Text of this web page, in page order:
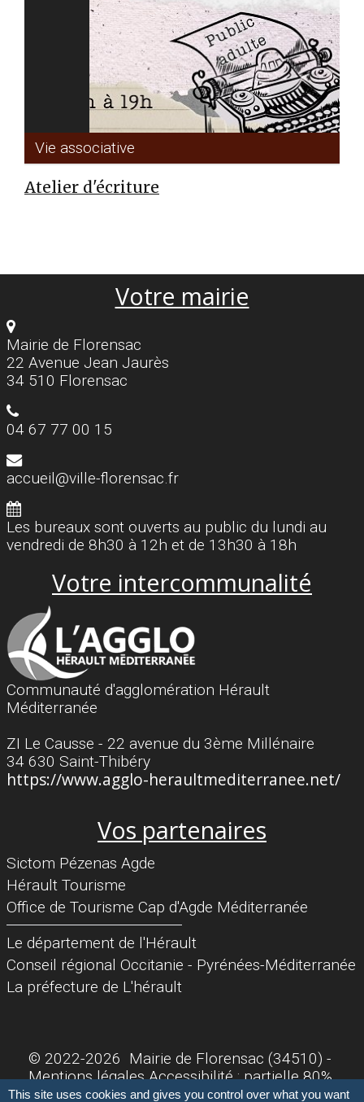
Vie associative
Atelier d'écriture
Votre mairie
Mairie de Florensac
22 Avenue Jean Jaurès
34 510 Florensac
04 67 77 00 15
accueil@ville-florensac.fr
Les bureaux sont ouverts au public du lundi au
vendredi de 8h30 à 12h et de 13h30 à 18h
Votre intercommunalité
Communauté d'agglomération Hérault
Méditerranée
ZI Le Causse - 22 avenue du 3ème Millénaire
34 630 Saint-Thibéry
https://www.agglo-heraultmediterranee.net/
Vos partenaires
Sictom Pézenas Agde
Hérault Tourisme
Office de Tourisme Cap d'Agde Méditerranée
Séparateur
Le département de l'Hérault
Conseil régional Occitanie - Pyrénées-Méditerranée
La préfecture de L'hérault
© 2022-2026 Mairie de Florensac (34510) -
Mentions légales Accessibilité : partielle 80%
Politique de confidentialité
This site uses cookies and gives you control over what you want